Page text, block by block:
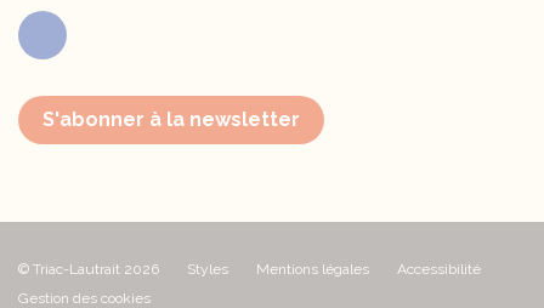
Facebook
S'abonner à la newsletter
© Triac-Lautrait 2026 Styles Mentions légales
Accessibilité
Gestion des cookies